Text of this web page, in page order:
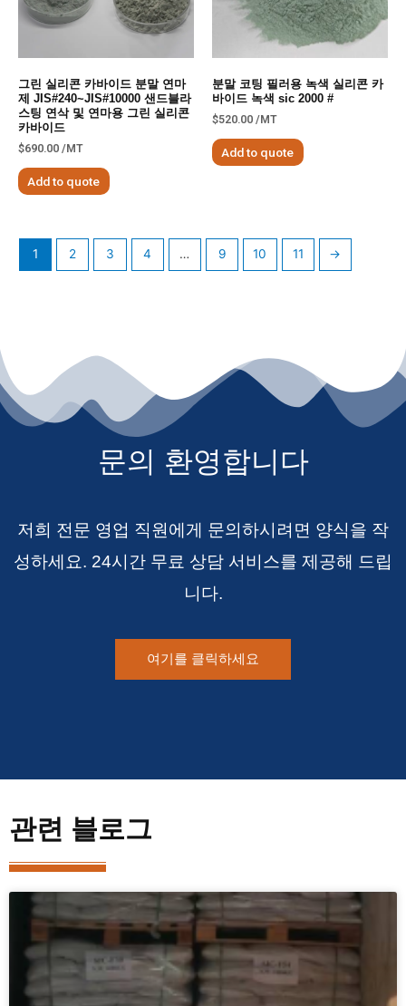
그린 실리콘 카바이드 분말 연마
제 JIS#240~JIS#10000 샌드블라
스팅 연삭 및 연마용 그린 실리콘
카바이드
$690.00 /MT
Add to quote
분말 코팅 필러용 녹색 실리콘 카
바이드 녹색 sic 2000 #
$520.00 /MT
Add to quote
1 2 3 4 … 9 10 11 →
문의 환영합니다
저희 전문 영업 직원에게 문의하시려면 양식을 작
성하세요. 24시간 무료 상담 서비스를 제공해 드립
니다.
여기를 클릭하세요
관련 블로그